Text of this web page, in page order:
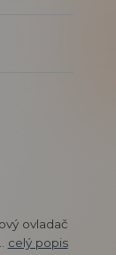
ovladač
celý popis